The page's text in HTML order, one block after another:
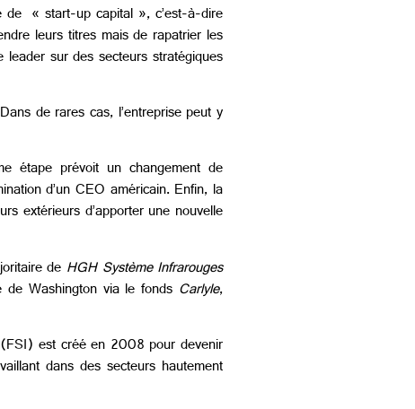
de « start-up capital », c’est-à-dire
leurs titres mais de rapatrier les
sur des secteurs stratégiques
de rares cas, l’entreprise peut y
étape prévoit un changement de
d’un CEO américain. Enfin, la
extérieurs d’apporter une nouvelle
de HGH Système Infrarouges
de Washington via le fonds Carlyle,
(FSI) est créé en 2008 pour devenir
dans des secteurs hautement